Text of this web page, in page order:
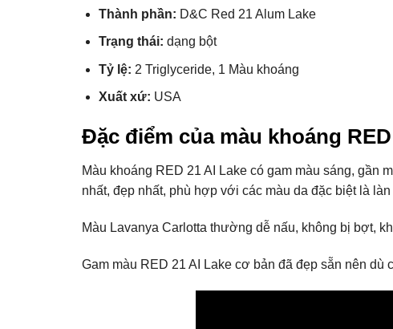
Thành phần: D&C Red 21 Alum Lake
Trạng thái: dạng bột
Tỷ lệ: 2 Triglyceride, 1 Màu khoáng
Xuất xứ: USA
Đặc điểm của màu khoáng
Màu khoáng RED 21 AI Lake có gam màu sáng, gần
nhất, đẹp nhất, phù hợp với các màu da đặc biệt là
Màu Lavanya Carlotta thường dễ nấu, không bị bợt,
Gam màu RED 21 AI Lake cơ bản đã đẹp sẵn nên